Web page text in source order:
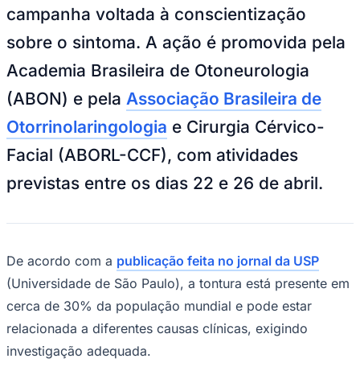
Anuncie no Portal
Verificar EmpresaNovo
Anunciar Vagas
Publicidade Legal
NBA
NFL
Fórmula 1
UFC
Tênis (ATP)
MLB
NHL
Atletismo
Vôlei
Brasileirão Série A
Brasileirão Série B
Paulistão
Copa do Brasil
Sul-Americana
Copa América
Champions League
campanha voltada à conscientização
sobre o sintoma. A ação é promovida pela
Academia Brasileira de Otoneurologia
(ABON) e pela Associação Brasileira de
Otorrinolaringologia e Cirurgia Cérvico-
Facial (ABORL-CCF), com atividades
previstas entre os dias 22 e 26 de abril.
De acordo com a publicação feita no jornal da USP
(Universidade de São Paulo), a tontura está presente em
cerca de 30% da população mundial e pode estar
relacionada a diferentes causas clínicas, exigindo
investigação adequada.